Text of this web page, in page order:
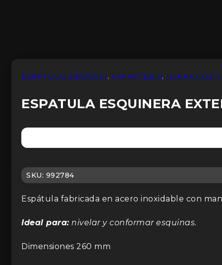
ESPATULAS BIASSONI, FERRETERIA,
ESPATULA ESQUINERA
SKU: 992784
Espátula fabricada en acero inoxidable con
Ideal para:nivelar y conformar esquinas.
Dimensiones 260 mm